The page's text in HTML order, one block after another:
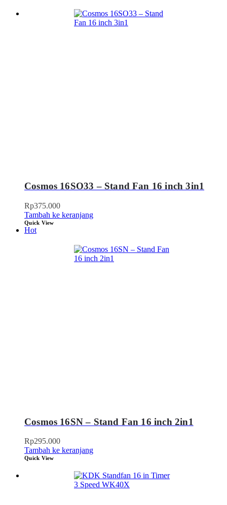
Cosmos 16SO33 – Stand Fan 16 inch 3in1
Rp375.000
Tambah ke keranjang
Quick View
Hot
Cosmos 16SN – Stand Fan 16 inch 2in1
Rp295.000
Tambah ke keranjang
Quick View